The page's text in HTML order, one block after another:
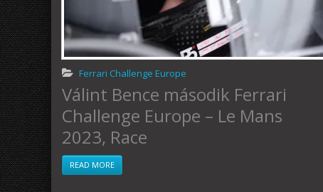
Ferrari Challenge Europe
Válint Bence második Ferrari
Challenge Europe – Le Mans
2023, Race
READ MORE